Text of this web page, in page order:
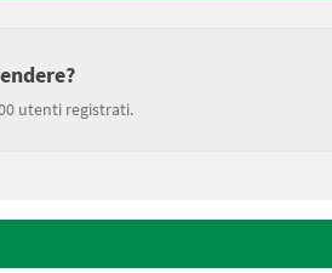
utenti registrati.